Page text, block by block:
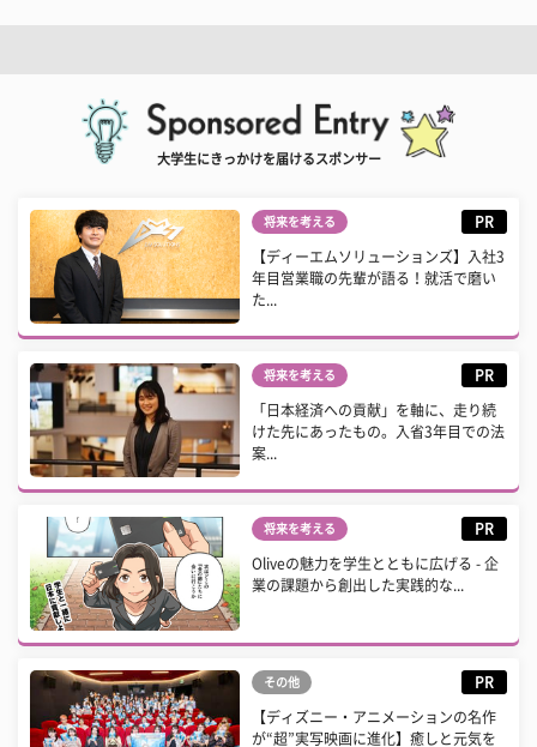
大学生にきっかけを届けるスポンサー
将来を考える PR
【ディーエムソリューションズ】入社3
年目営業職の先輩が語る！就活で磨い
た...
将来を考える PR
「日本経済への貢献」を軸に、走り続
けた先にあったもの。入省3年目での法
案...
将来を考える PR
Oliveの魅力を学生とともに広げる - 企
業の課題から創出した実践的な...
その他 PR
【ディズニー・アニメーションの名作
が“超”実写映画に進化】癒しと元気を